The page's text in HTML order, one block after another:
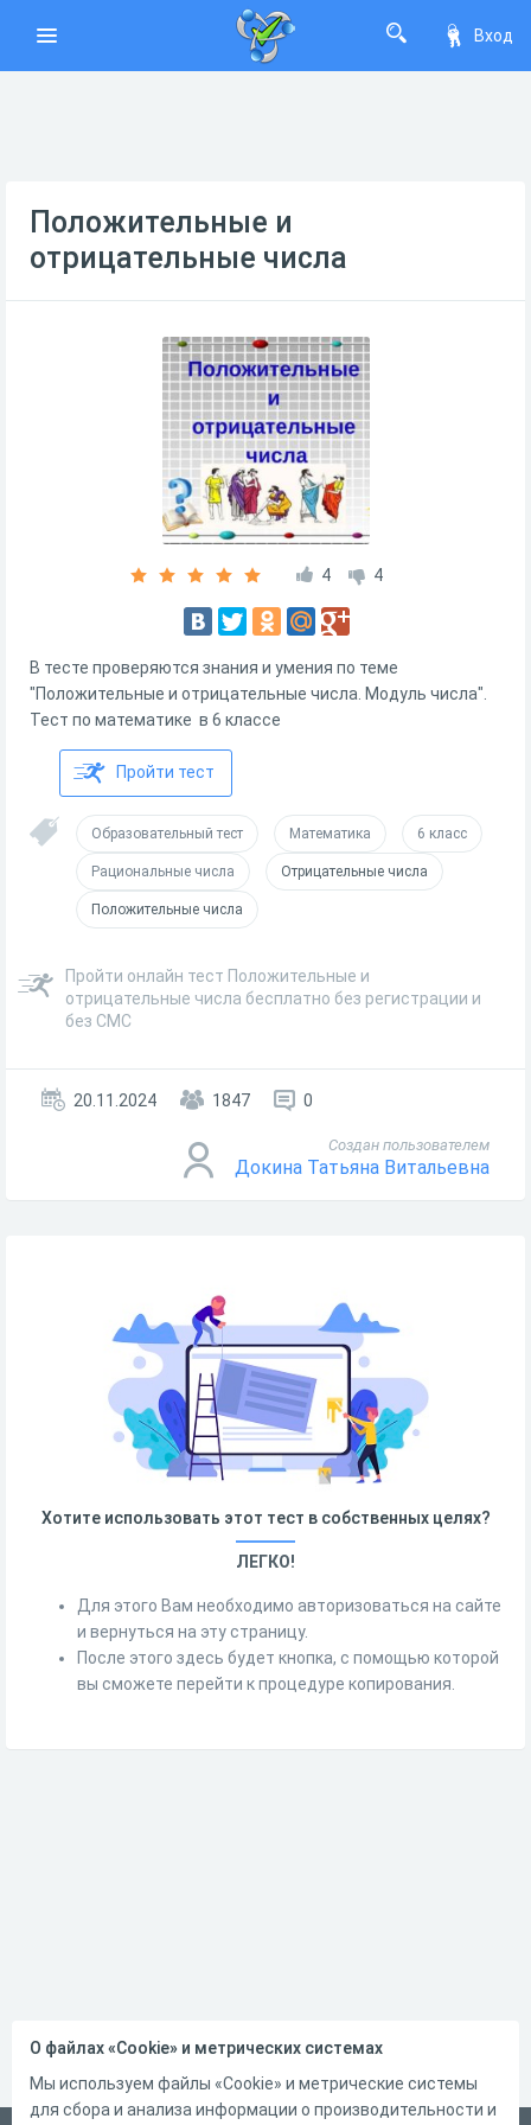
Вход
Положительные и
отрицательные числа
4 4
В тесте проверяются знания и умения по теме
"Положительные и отрицательные числа. Модуль числа".
Тест по математике в 6 классе
Пройти тест
Образовательный тест Математика 6 класс
Рациональные числа Отрицательные числа
Положительные числа
Пройти онлайн тест Положительные и
отрицательные числа бесплатно без регистрации и
без СМС
20.11.2024 1847 0
Создан пользователем
Докина Татьяна Витальевна
Хотите использовать этот тест в собственных целях?
ЛЕГКО!
Для этого Вам необходимо авторизоваться на сайте
и вернуться на эту страницу.
После этого здесь будет кнопка, с помощью которой
вы сможете перейти к процедуре копирования.
О файлах «Cookie» и метрических системах
Мы используем файлы «Cookie» и метрические системы
для сбора и анализа информации о производительности и